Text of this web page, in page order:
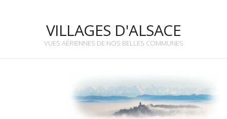
VILLAGES D'ALSACE
VUES AÉRIENNES DE NOS BELLES COMMUNES